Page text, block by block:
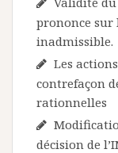
prononce
inadmissible.
Les
contrefaçon
rationnelles
décision de